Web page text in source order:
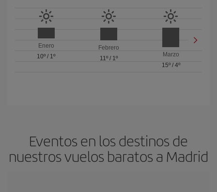
Enero
10º / 1º
Febrero
11º/ 1º
Marzo
15º/ 4º
Eventos en los destinos de
nuestros vuelos baratos a Madrid